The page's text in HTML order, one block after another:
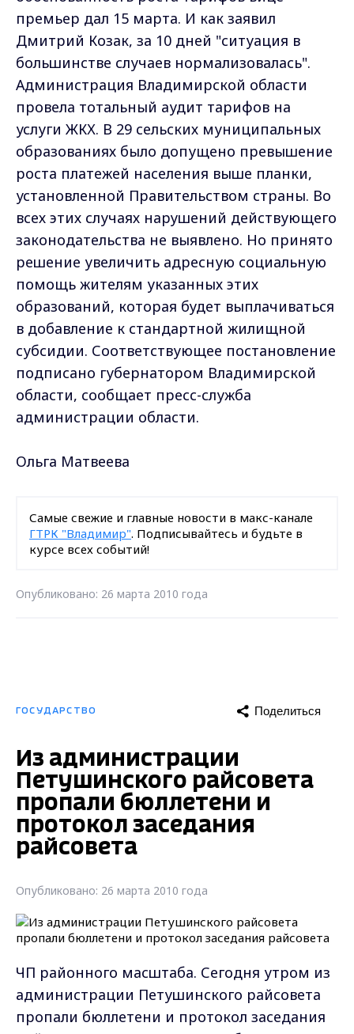
премьер дал 15 марта. И как заявил
Дмитрий Козак, за 10 дней "ситуация в
большинстве случаев нормализовалась".
Администрация Владимирской области
провела тотальный аудит тарифов на
услуги ЖКХ. В 29 сельских муниципальных
образованиях было допущено превышение
роста платежей населения выше планки,
установленной Правительством страны. Во
всех этих случаях нарушений действующего
законодательства не выявлено. Но принято
решение увеличить адресную социальную
помощь жителям указанных этих
образований, которая будет выплачиваться
в добавление к стандартной жилищной
субсидии. Соответствующее постановление
подписано губернатором Владимирской
области, сообщает пресс-служба
администрации области.
Ольга Матвеева
Самые свежие и главные новости в макс-канале
ГТРК "Владимир". Подписывайтесь и будьте в
курсе всех событий!
Опубликовано: 26 марта 2010 года
ГОСУДАРСТВО Поделиться
Из администрации
Петушинского райсовета
пропали бюллетени и
протокол заседания
райсовета
Опубликовано: 26 марта 2010 года
ЧП районного масштаба. Сегодня утром из
администрации Петушинского райсовета
пропали бюллетени и протокол заседания